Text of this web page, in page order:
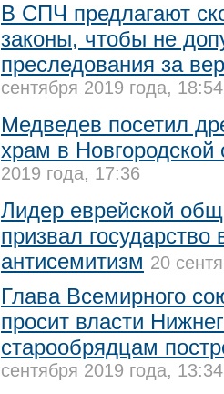
В СПЧ предлагают
законы, чтобы не
преследования за
сентября 2019 года, 18:54
Медведев посетил
храм в Новгородской
2019 года, 17:36
Лидер еврейской
призвал государство
антисемитизм 20
Глава Всемирного
просит власти
старообрядцам
сентября 2019 года, 13:34